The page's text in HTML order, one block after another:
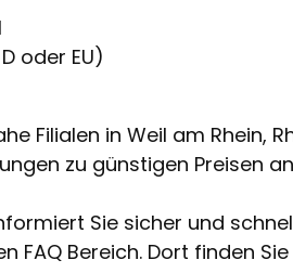
oder EU)
Filialen in Weil am
zu günstigen Preisen
Sie sicher und
FAQ Bereich. Dort finden